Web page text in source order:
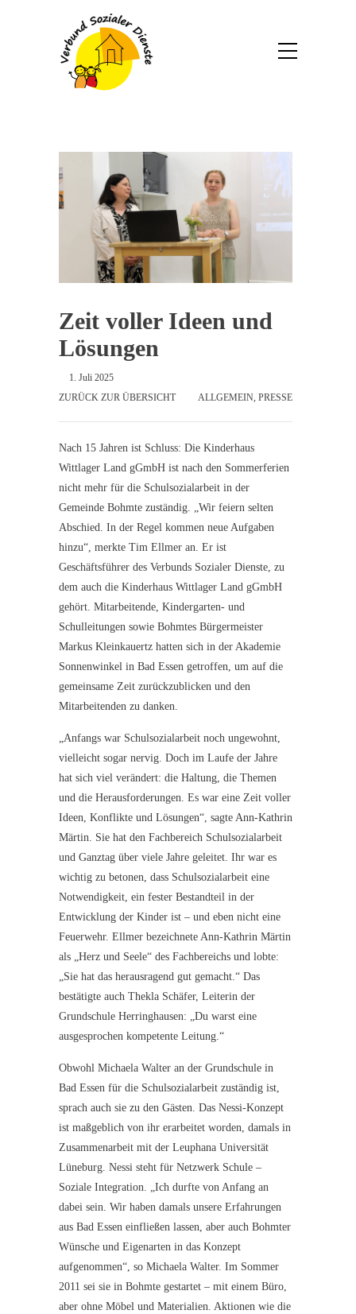
Zeit voller Ideen und
Lösungen
1. Juli 2025
ZURÜCK ZUR ÜBERSICHT
ALLGEMEIN, PRESSE
Nach 15 Jahren ist Schluss: Die Kinderhaus
Wittlager Land gGmbH ist nach den Sommerferien
nicht mehr für die Schulsozialarbeit in der
Gemeinde Bohmte zuständig. „Wir feiern selten
Abschied. In der Regel kommen neue Aufgaben
hinzu“, merkte Tim Ellmer an. Er ist
Geschäftsführer des Verbunds Sozialer Dienste, zu
dem auch die Kinderhaus Wittlager Land gGmbH
gehört. Mitarbeitende, Kindergarten- und
Schulleitungen sowie Bohmtes Bürgermeister
Markus Kleinkauertz hatten sich in der Akademie
Sonnenwinkel in Bad Essen getroffen, um auf die
gemeinsame Zeit zurückzublicken und den
Mitarbeitenden zu danken.
„Anfangs war Schulsozialarbeit noch ungewohnt,
vielleicht sogar nervig. Doch im Laufe der Jahre
hat sich viel verändert: die Haltung, die Themen
und die Herausforderungen. Es war eine Zeit voller
Ideen, Konflikte und Lösungen“, sagte Ann-Kathrin
Märtin. Sie hat den Fachbereich Schulsozialarbeit
und Ganztag über viele Jahre geleitet. Ihr war es
wichtig zu betonen, dass Schulsozialarbeit eine
Notwendigkeit, ein fester Bestandteil in der
Entwicklung der Kinder ist – und eben nicht eine
Feuerwehr. Ellmer bezeichnete Ann-Kathrin Märtin
als „Herz und Seele“ des Fachbereichs und lobte:
„Sie hat das herausragend gut gemacht.“ Das
bestätigte auch Thekla Schäfer, Leiterin der
Grundschule Herringhausen: „Du warst eine
ausgesprochen kompetente Leitung.“
Obwohl Michaela Walter an der Grundschule in
Bad Essen für die Schulsozialarbeit zuständig ist,
sprach auch sie zu den Gästen. Das Nessi-Konzept
ist maßgeblich von ihr erarbeitet worden, damals in
Zusammenarbeit mit der Leuphana Universität
Lüneburg. Nessi steht für Netzwerk Schule –
Soziale Integration. „Ich durfte von Anfang an
dabei sein. Wir haben damals unsere Erfahrungen
aus Bad Essen einfließen lassen, aber auch Bohmter
Wünsche und Eigenarten in das Konzept
aufgenommen“, so Michaela Walter. Im Sommer
2011 sei sie in Bohmte gestartet – mit einem Büro,
aber ohne Möbel und Materialien. Aktionen wie die